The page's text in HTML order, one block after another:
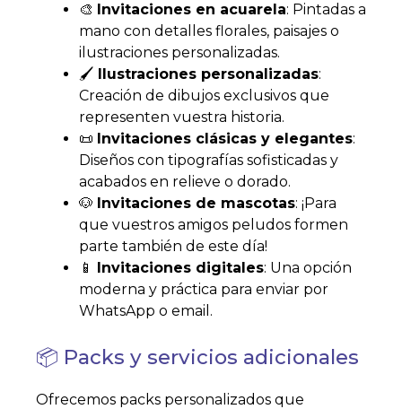
🎨 Invitaciones en acuarela: Pintadas a
mano con detalles florales, paisajes o
ilustraciones personalizadas.
🖌 Ilustraciones personalizadas:
Creación de dibujos exclusivos que
representen vuestra historia.
📜 Invitaciones clásicas y elegantes:
Diseños con tipografías sofisticadas y
acabados en relieve o dorado.
🐶 Invitaciones de mascotas: ¡Para
que vuestros amigos peludos formen
parte también de este día!
📱 Invitaciones digitales: Una opción
moderna y práctica para enviar por
WhatsApp o email.
📦 Packs y servicios adicionales
Ofrecemos packs personalizados que